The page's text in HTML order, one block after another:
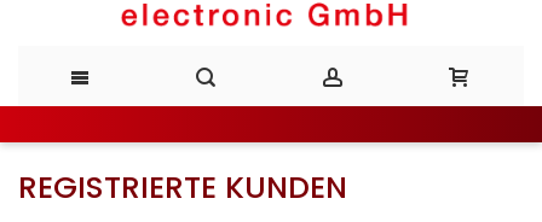
Inhalt
REGISTRIERTE KUNDEN